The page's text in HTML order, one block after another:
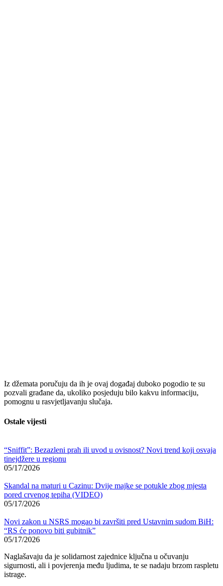
Iz džemata poručuju da ih je ovaj događaj duboko pogodio te su
pozvali građane da, ukoliko posjeduju bilo kakvu informaciju,
pomognu u rasvjetljavanju slučaja.
Ostale vijesti
“Sniffit”: Bezazleni prah ili uvod u ovisnost? Novi trend koji osvaja
tinejdžere u regionu
05/17/2026
Skandal na maturi u Cazinu: Dvije majke se potukle zbog mjesta
pored crvenog tepiha (VIDEO)
05/17/2026
Novi zakon u NSRS mogao bi završiti pred Ustavnim sudom BiH:
“RS će ponovo biti gubitnik”
05/17/2026
Naglašavaju da je solidarnost zajednice ključna u očuvanju
sigurnosti, ali i povjerenja među ljudima, te se nadaju brzom raspletu
istrage.